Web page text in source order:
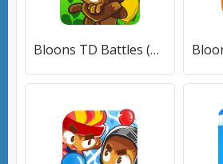
Bloons TD Battles (Блунс ТД Батлз) [МОД Все открыто] APK Android